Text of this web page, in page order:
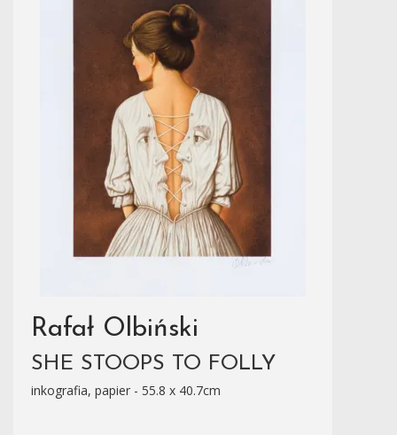
Rafał Olbiński
SHE STOOPS TO FOLLY
inkografia, papier - 55.8 x 40.7cm